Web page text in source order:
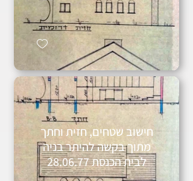
חישוב שטחים, חזית וחתך
מתוך בקשה להיתר בניה
לבית הכנסת 28.06.77